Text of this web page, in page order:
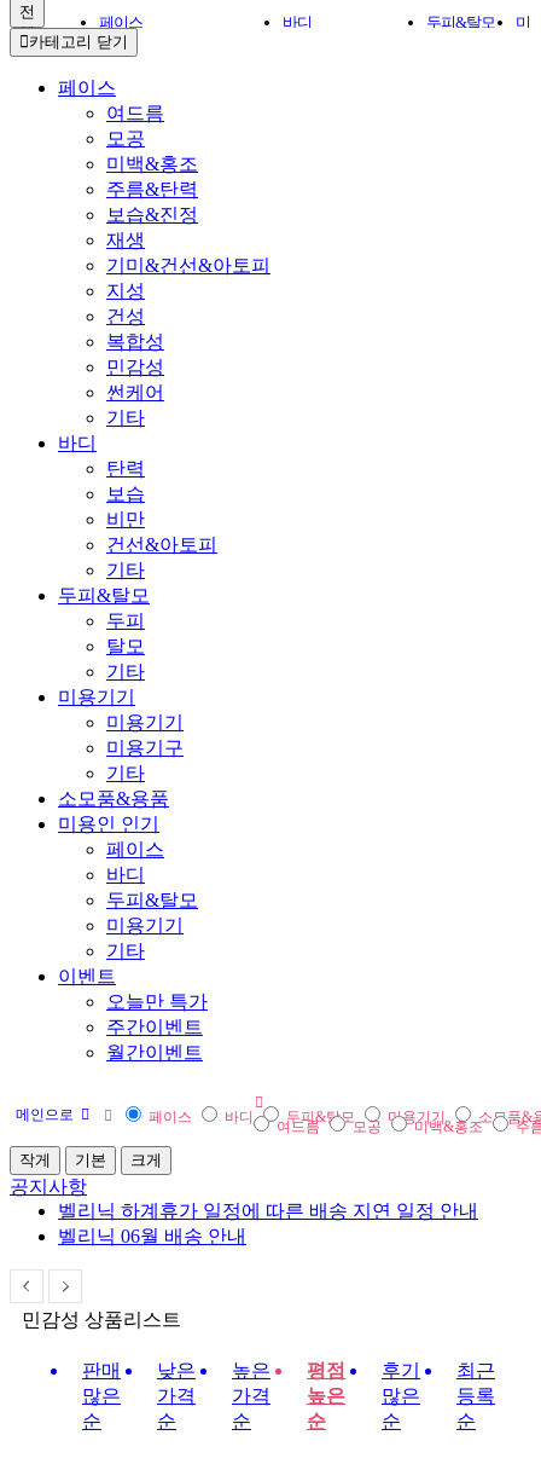
전
체
카
페이스
모공
미백&홍조
주름&탄력
보습&진정
기미&건선&아토피
지성
민감성
썬케어
바디 두피&탈모
미
카테고리 닫기
페이스
여드름
모공
미백&홍조
주름&탄력
보습&진정
재생
기미&건선&아토피
지성
건성
복합성
민감성
썬케어
기타
바디
탄력
보습
비만
건선&아토피
기타
두피&탈모
두피
탈모
기타
미용기기
미용기기
미용기구
기타
소모품&용품
미용인 인기
페이스
바디
두피&탈모
미용기기
기타
이벤트
오늘만 특가
주간이벤트
월간이벤트
메인으로 페이스 바디 두피&탈모 미용기기 소모품&
여드름 모공 미백&홍조 주
작게 기본 크게
공지사항
벨리닉 06월 배송 안내
판매
많은
낮은
가격
높은
가격
평점
높은
후기
많은
최근
등록